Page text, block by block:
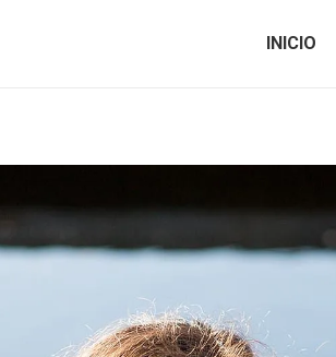
INICIO
INICIO